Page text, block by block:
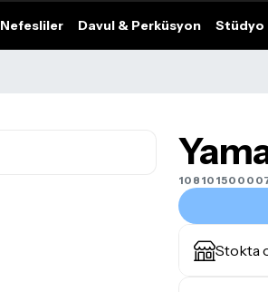
Nefesliler Davul & Perküsyon Stüdyo
Stokta